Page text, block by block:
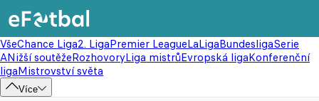
VšeChance Liga2. LigaPremier LeagueLaLigaBundesligaSerie
ANižší soutěžeRozhovoryLiga mistrůEvropská ligaKonferenční
ligaMistrovství světa
Více